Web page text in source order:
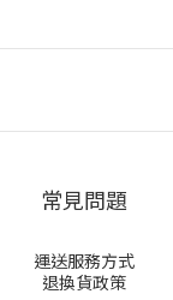
常見問題
運送服務方式
退換貨政策